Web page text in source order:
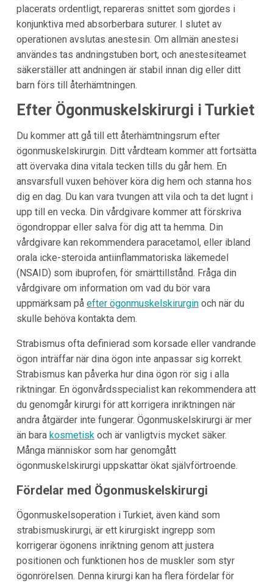
placerats ordentligt, repareras snittet som gjordes i
konjunktiva med absorberbara suturer. I slutet av
operationen avslutas anestesin. Om allmän anestesi
användes tas andningstuben bort, och anestesiteamet
säkerställer att andningen är stabil innan dig eller ditt
barn förs till återhämtningen.
Efter Ögonmuskelskirurgi i Turkiet
Du kommer att gå till ett återhämtningsrum efter
ögonmuskelskirurgin. Ditt vårdteam kommer att fortsätta
att övervaka dina vitala tecken tills du går hem. En
ansvarsfull vuxen behöver köra dig hem och stanna hos
dig en dag. Du kan vara tvungen att vila och ta det lugnt i
upp till en vecka. Din vårdgivare kommer att förskriva
ögondroppar eller salva för dig att ta hemma. Din
vårdgivare kan rekommendera paracetamol, eller ibland
orala icke-steroida antiinflammatoriska läkemedel
(NSAID) som ibuprofen, för smärttillstånd. Fråga din
vårdgivare om information om vad du bör vara
uppmärksam på efter ögonmuskelskirurginoch när du
skulle behöva kontakta dem.
Strabismus ofta definierad som korsade eller vandrande
ögon inträffar när dina ögon inte anpassar sig korrekt.
Strabismus kan påverka hur dina ögon rör sig i alla
riktningar. En ögonvårdsspecialist kan rekommendera att
du genomgår kirurgi för att korrigera inriktningen när
andra åtgärder inte fungerar. Ögonmuskelskirurgi är mer
än bara kosmetiskoch är vanligtvis mycket säker.
Många människor som har genomgått
ögonmuskelskirurgi uppskattar ökat självförtroende.
Fördelar med Ögonmuskelskirurgi
Ögonmuskelsoperation i Turkiet, även känd som
strabismuskirurgi, är ett kirurgiskt ingrepp som
korrigerar ögonens inriktning genom att justera
positionen och funktionen hos de muskler som styr
ögonrörelsen. Denna kirurgi kan ha flera fördelar för